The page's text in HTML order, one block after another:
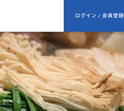
ログイン / 会員登録